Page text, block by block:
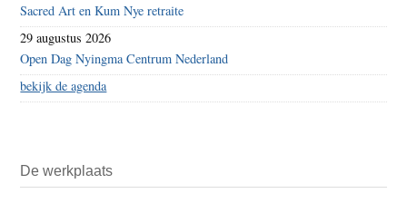
Sacred Art en Kum Nye retraite
29 augustus 2026
Open Dag Nyingma Centrum Nederland
bekijk de agenda
De werkplaats